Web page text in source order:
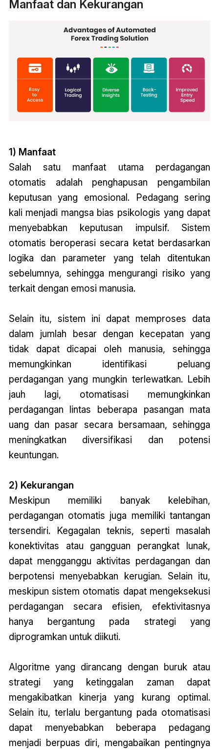
Manfaat dan Kekurangan
1) Manfaat
Salah satu manfaat utama perdagangan
otomatis adalah penghapusan pengambilan
keputusan yang emosional. Pedagang sering
kali menjadi mangsa bias psikologis yang dapat
menyebabkan keputusan impulsif. Sistem
otomatis beroperasi secara ketat berdasarkan
logika dan parameter yang telah ditentukan
sebelumnya, sehingga mengurangi risiko yang
terkait dengan emosi manusia.
Selain itu, sistem ini dapat memproses data
dalam jumlah besar dengan kecepatan yang
tidak dapat dicapai oleh manusia, sehingga
memungkinkan identifikasi peluang
perdagangan yang mungkin terlewatkan. Lebih
jauh lagi, otomatisasi memungkinkan
perdagangan lintas beberapa pasangan mata
uang dan pasar secara bersamaan, sehingga
meningkatkan diversifikasi dan potensi
keuntungan.
2) Kekurangan
Meskipun memiliki banyak kelebihan,
perdagangan otomatis juga memiliki tantangan
tersendiri. Kegagalan teknis, seperti masalah
konektivitas atau gangguan perangkat lunak,
dapat mengganggu aktivitas perdagangan dan
berpotensi menyebabkan kerugian. Selain itu,
meskipun sistem otomatis dapat mengeksekusi
perdagangan secara efisien, efektivitasnya
hanya bergantung pada strategi yang
diprogramkan untuk diikuti.
Algoritme yang dirancang dengan buruk atau
strategi yang ketinggalan zaman dapat
mengakibatkan kinerja yang kurang optimal.
Selain itu, terlalu bergantung pada otomatisasi
dapat menyebabkan beberapa pedagang
menjadi berpuas diri, mengabaikan pentingnya